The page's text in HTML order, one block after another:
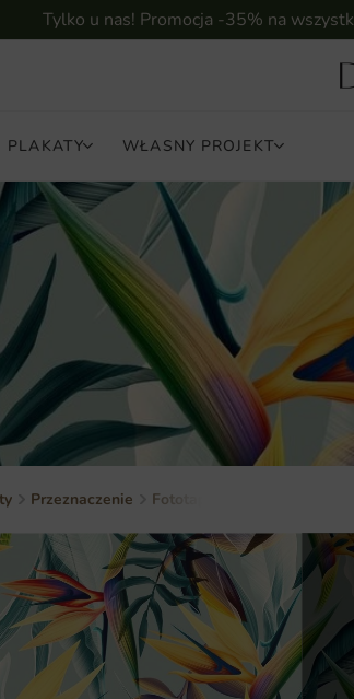
Tylko u nas! Promocja -35% na
PLAKATY WŁASNY PROJEKT
Przeznaczenie Fototapety do salonu